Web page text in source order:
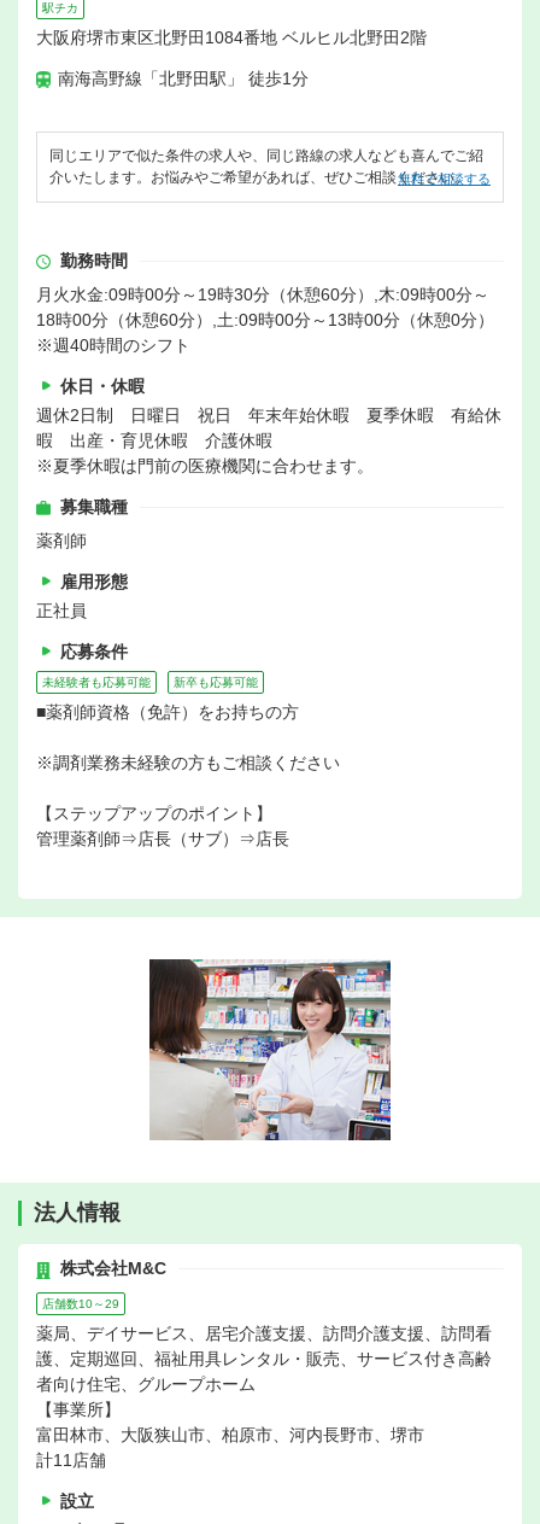
駅チカ
大阪府堺市東区北野田1084番地 ベルヒル北野田2階
南海高野線「北野田駅」 徒歩1分
同じエリアで似た条件の求人や、同じ路線の求人なども喜んでご紹
介いたします。お悩みやご希望があれば、ぜひご相談ください。
無料で相談する
勤務時間
月火水金:09時00分～19時30分（休憩60分）,木:09時00分～
18時00分（休憩60分）,土:09時00分～13時00分（休憩0分）
※週40時間のシフト
休日・休暇
週休2日制 日曜日 祝日 年末年始休暇 夏季休暇 有給休
暇 出産・育児休暇 介護休暇
※夏季休暇は門前の医療機関に合わせます。
募集職種
薬剤師
雇用形態
正社員
応募条件
未経験者も応募可能 新卒も応募可能
■薬剤師資格（免許）をお持ちの方
※調剤業務未経験の方もご相談ください
【ステップアップのポイント】
管理薬剤師⇒店長（サブ）⇒店長
法人情報
株式会社M&C
店舗数10～29
薬局、デイサービス、居宅介護支援、訪問介護支援、訪問看
護、定期巡回、福祉用具レンタル・販売、サービス付き高齢
者向け住宅、グループホーム
【事業所】
富田林市、大阪狭山市、柏原市、河内長野市、堺市
計11店舗
設立